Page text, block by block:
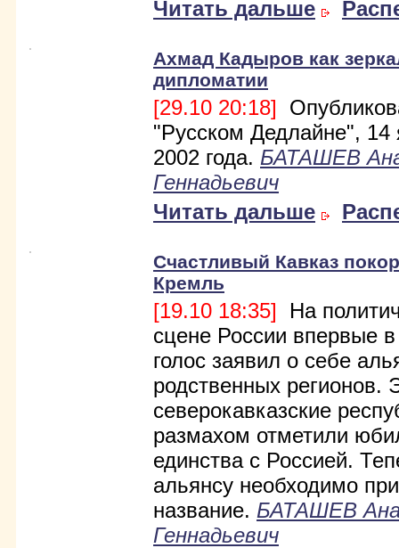
Читать дальше
Ахмад Кадыров как
дипломатии
[29.10 20:18]
"Русском Дедлайне", 14
2002 года. БАТАШЕВ
Геннадьевич
Читать дальше
Счастливый Кавказ
Кремль
[19.10 18:35] На
сцене России впервые
голос заявил о себе
родственных регионов.
северокавказские
размахом отметили
единства с Россией.
альянсу необходимо
название. БАТАШЕВ
Геннадьевич